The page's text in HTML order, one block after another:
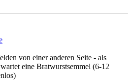
von einer anderen Seite - als
eine Bratwurstsemmel (6-12